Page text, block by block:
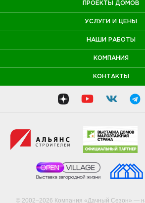
ПРОЕКТЫ ДОМОВ
УСЛУГИ И ЦЕНЫ
НАШИ РАБОТЫ
КОМПАНИЯ
КОНТАКТЫ
© 2002–2026 Компания «Дачный Сезон» —